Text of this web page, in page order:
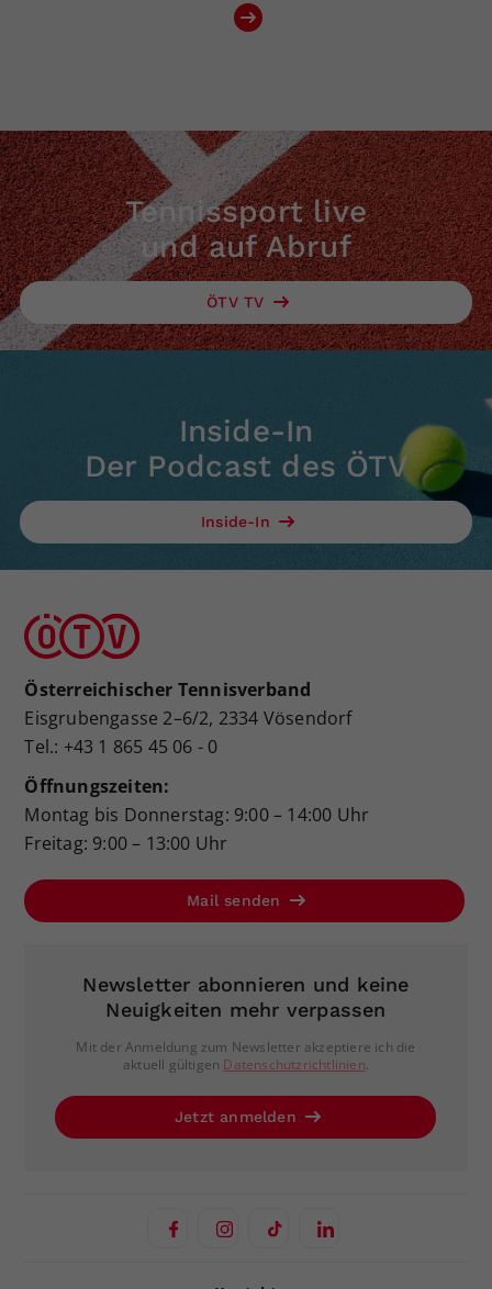
Tennissport live
und auf Abruf
ÖTV TV
Inside-In
Der Podcast des ÖTV
Inside-In
Österreichischer Tennisverband
Eisgrubengasse 2–6/2, 2334 Vösendorf
Tel.: +43 1 865 45 06 - 0
Öffnungszeiten:
Montag bis Donnerstag: 9:00 – 14:00 Uhr
Freitag: 9:00 – 13:00 Uhr
Mail senden
Newsletter abonnieren und keine
Neuigkeiten mehr verpassen
Mit der Anmeldung zum Newsletter akzeptiere ich die
aktuell gültigen Datenschutzrichtlinien.
Jetzt anmelden